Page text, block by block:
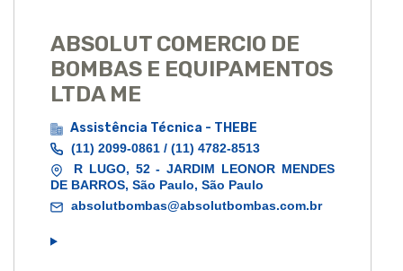
ABSOLUT COMERCIO DE
BOMBAS E EQUIPAMENTOS
LTDA ME
Assistência Técnica - THEBE
(11) 2099-0861 / (11) 4782-8513
R LUGO, 52 - JARDIM LEONOR MENDES
DE BARROS, São Paulo, São Paulo
absolutbombas@absolutbombas.com.br